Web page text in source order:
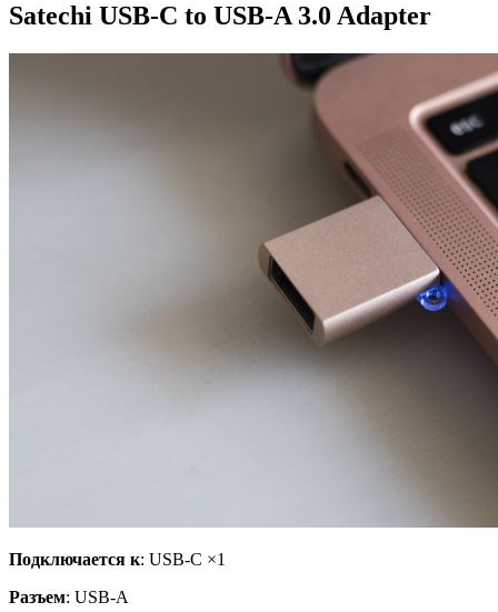
Satechi USB-C to USB-A 3.0 Adapter
Подключается к: USB-C ×1
Разъем: USB-A